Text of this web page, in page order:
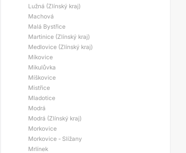
Lužná (Zlínský kraj)
Machová
Malá Bystřice
Martinice (Zlínský kraj)
Medlovice (Zlínský kraj)
Míkovice
Mikulůvka
Míškovice
Mistřice
Mladotice
Modrá
Modrá (Zlínský kraj)
Morkovice
Morkovice - Slížany
Mrlínek